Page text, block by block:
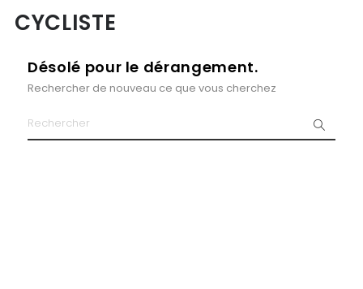
CYCLISTE
Désolé pour le dérangement.
Rechercher de nouveau ce que vous cherchez